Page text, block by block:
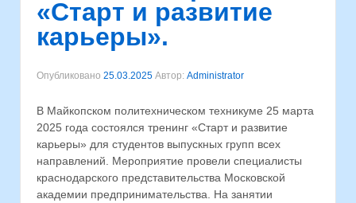
«Старт и развитие
карьеры».
Опубликовано 25.03.2025 Автор: Administrator
В Майкопском политехническом техникуме 25 марта
2025 года состоялся тренинг «Старт и развитие
карьеры» для студентов выпускных групп всех
направлений. Мероприятие провели специалисты
краснодарского представительства Московской
академии предпринимательства. На занятии